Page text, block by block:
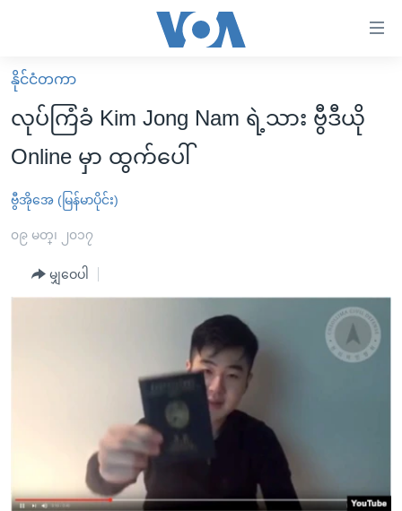
လွယ်ကူ
စေ
သည့်
များ
ပင်မ
ကျော်
မူလစာမျက်နှာ
မြန်မာ
ကမ္ဘာ့သတင်းများ
နိုင်ငံတကာ
အစ္စရေး-ပါလက်စတိုင်း
ဗွီဒီယို
အင်္ဂလိပ်စာလေ့လာမယ်
ရုပ်ရှင်ထဲက အင်္ဂလိပ်စာ
သုတပဒေသာ အင်္ဂလိပ်စာ
ရေဒီယိုနှင့်ရုပ်သံ အချက်အလက်များ
ရေဒီယို/တီဗွီအစီအစဉ်
Learning English
ဗွီအိုအေ လူမှုကွန်ယက်များ
နိုင်ငံတကာ
လုပ်ကြံခံ Kim Jong Nam ရဲ့သား ဗွီဒီယို
Online မှာ ထွက်ပေါ်
ဗွီအိုအေ (မြန်မာပိုင်း)
၀၉ မတ္၊ ၂၀၁၇
မျှဝေပါ